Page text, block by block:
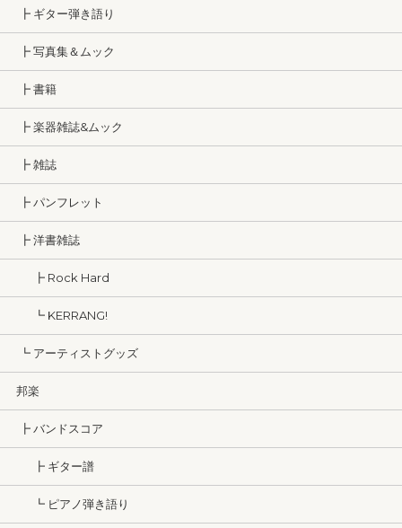
┣ ギター弾き語り
┣ 写真集＆ムック
┣ 書籍
┣ 楽器雑誌&ムック
┣ 雑誌
┣ パンフレット
┣ 洋書雑誌
┣ Rock Hard
┗ KERRANG!
┗ アーティストグッズ
邦楽
┣ バンドスコア
┣ ギター譜
┗ ピアノ弾き語り